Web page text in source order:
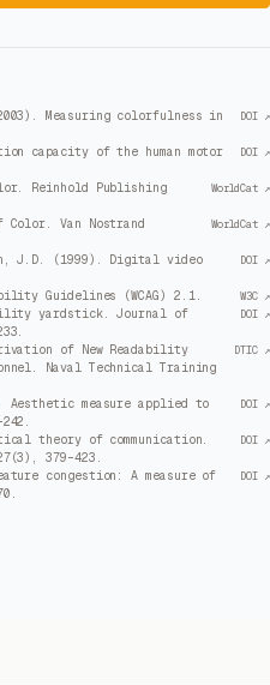
Measuring colorfulness in
DOI ↗
capacity of the human motor
DOI ↗
Reinhold Publishing
WorldCat ↗
Van Nostrand
WorldCat ↗
J.D. (1999). Digital video
DOI ↗
Guidelines (WCAG) 2.1.
W3C ↗
yardstick. Journal of
DOI ↗
of New Readability
Naval Technical Training
DTIC ↗
Aesthetic measure applied to
DOI ↗
theory of communication.
379–423.
DOI ↗
congestion: A measure of
DOI ↗